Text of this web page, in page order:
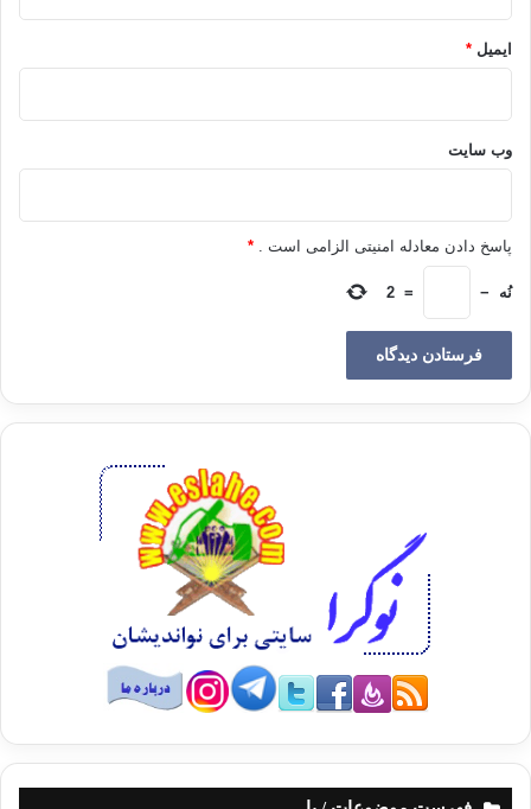
ایمیل *
وب‌ سایت
پاسخ دادن معادله امنیتی الزامی است . *
نُه −
=
2